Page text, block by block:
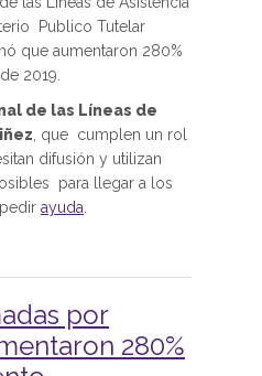
Publico Tutelar
que aumentaron 280%
2019.
de las Líneas de
, que cumplen un rol
difusión y utilizan
para llegar a los
ayuda
por
280%